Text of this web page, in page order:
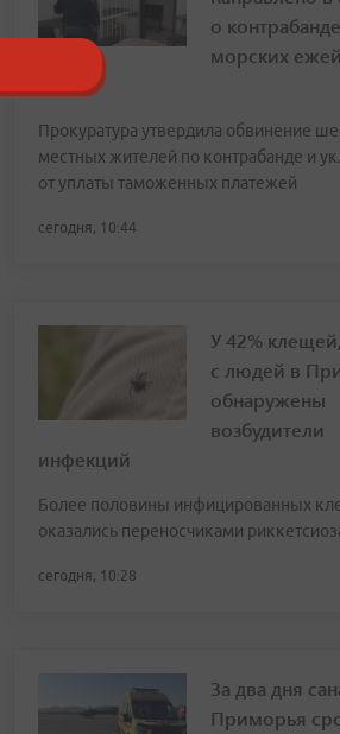
о контрабанде
морских
Прокуратура утвердила обвинение
местных жителей по контрабанде и
от уплаты таможенных платежей
сегодня, 10:44
У 42%
с людей в
обнаружены
возбудители
инфекций
Более половины инфицированных
оказались переносчиками
сегодня, 10:28
За два дня
Приморья